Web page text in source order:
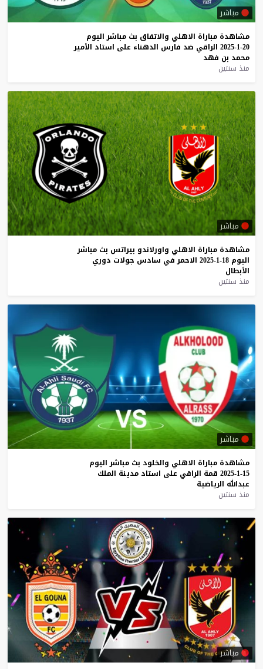
مباشر
مشاهدة مباراة الاهلي والاتفاق بث مباشر اليوم
20-1-2025
الراقي ضد فارس الدهناء على استاد الأمير
محمد بن فهد
منذ سنتين
مباشر
مشاهدة مباراة الاهلي واورلاندو بيراتس بث مباشر
اليوم 18-1-2025 الاحمر في سادس جولات دوري
الأبطال
منذ سنتين
مباشر
مشاهدة مباراة الاهلي والخلود بث مباشر اليوم
15-1-2025
قمة الراقي على استاد مدينة الملك
عبدالله الرياضية
منذ سنتين
مباشر